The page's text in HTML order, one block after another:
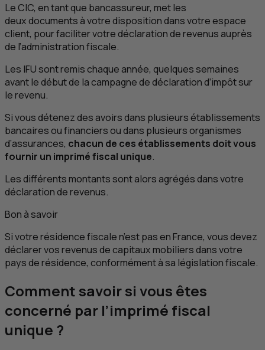
LeCIC, en tant que bancassureur, met les
deux documents à votre disposition dans votre espace
client, pour faciliter votre déclaration de revenus auprès
de l’administration fiscale.
Les IFUsont remis chaque année, quelques semaines
avant le début de la campagne de déclaration d’impôt sur
le revenu.
Si vous détenez des avoirs dans plusieurs établissements
bancaires ou financiers ou dans plusieurs organismes
d’assurances, chacun de ces établissements doit vous
fournir un imprimé fiscal unique.
Les différents montants sont alors agrégés dans votre
déclaration de revenus.
Bon à savoir
Si votre résidence fiscale n’est pas en France, vous devez
déclarer vos revenus de capitaux mobiliers dans votre
pays de résidence, conformément à sa législation fiscale.
Comment savoir si vous êtes
concerné par l’imprimé fiscal
unique ?